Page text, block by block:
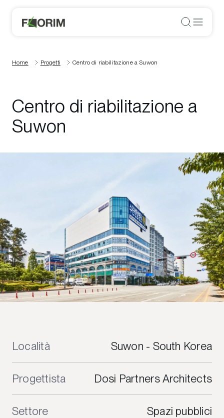
Home Progetti Centro di riabilitazione a Suwon
Centro di riabilitazione a
Suwon
Località Suwon - South Korea
Progettista Dosi Partners Architects
Settore Spazi pubblici